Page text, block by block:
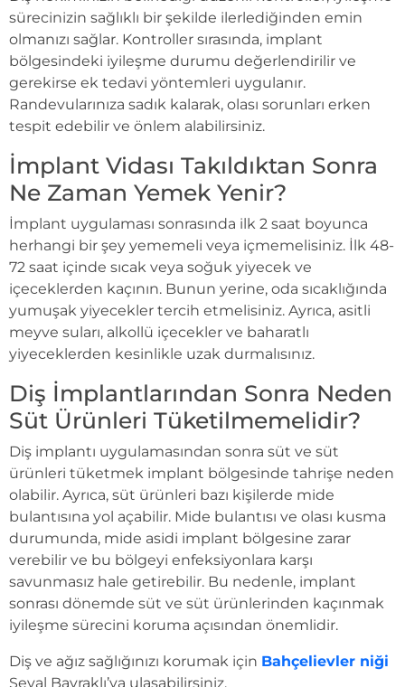
sürecinizin sağlıklı bir şekilde ilerlediğinden emin
olmanızı sağlar. Kontroller sırasında, implant
bölgesindeki iyileşme durumu değerlendirilir ve
gerekirse ek tedavi yöntemleri uygulanır.
Randevularınıza sadık kalarak, olası sorunları erken
tespit edebilir ve önlem alabilirsiniz.
İmplant Vidası Takıldıktan Sonra
Ne Zaman Yemek Yenir?
İmplant uygulaması sonrasında ilk 2 saat boyunca
herhangi bir şey yememeli veya içmemelisiniz. İlk 48-
72 saat içinde sıcak veya soğuk yiyecek ve
içeceklerden kaçının. Bunun yerine, oda sıcaklığında
yumuşak yiyecekler tercih etmelisiniz. Ayrıca, asitli
meyve suları, alkollü içecekler ve baharatlı
yiyeceklerden kesinlikle uzak durmalısınız.
Diş İmplantlarından Sonra Neden
Süt Ürünleri Tüketilmemelidir?
Diş implantı uygulamasından sonra süt ve süt
ürünleri tüketmek implant bölgesinde tahrişe neden
olabilir. Ayrıca, süt ürünleri bazı kişilerde mide
bulantısına yol açabilir. Mide bulantısı ve olası kusma
durumunda, mide asidi implant bölgesine zarar
verebilir ve bu bölgeyi enfeksiyonlara karşı
savunmasız hale getirebilir. Bu nedenle, implant
sonrası dönemde süt ve süt ürünlerinden kaçınmak
iyileşme sürecini koruma açısından önemlidir.
Diş ve ağız sağlığınızı korumak için Bahçelievler niği
Seval Bayraklı’ya ulaşabilirsiniz.